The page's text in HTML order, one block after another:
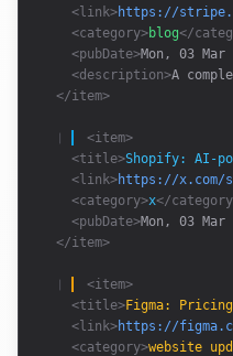
<link>https://
<category>blog</
<pubDate>Mon, 03 Mar
<description>A
</item>
❘
<item>
<title>Shopify: AI-
<link>https://x.com/
<category>x</
<pubDate>Mon, 03 Mar
</item>
❘
<item>
<title>Figma:
<link>https://
<category>website